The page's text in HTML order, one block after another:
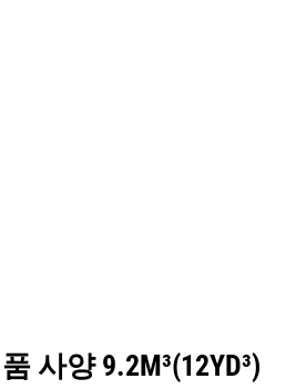
사양 9.2M³(12YD³)